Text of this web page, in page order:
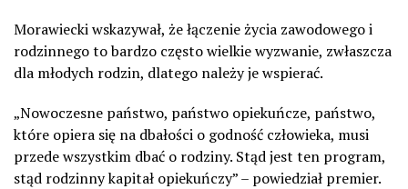
Morawiecki wskazywał, że łączenie życia zawodowego i
rodzinnego to bardzo często wielkie wyzwanie, zwłaszcza
dla młodych rodzin, dlatego należy je wspierać.
„Nowoczesne państwo, państwo opiekuńcze, państwo,
które opiera się na dbałości o godność człowieka, musi
przede wszystkim dbać o rodziny. Stąd jest ten program,
stąd rodzinny kapitał opiekuńczy” – powiedział premier.